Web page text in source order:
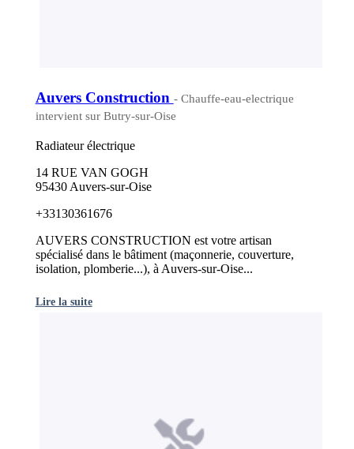
Auvers Construction - Chauffe-eau-electrique
intervient sur Butry-sur-Oise
Radiateur électrique
14 RUE VAN GOGH
95430 Auvers-sur-Oise
+33130361676
AUVERS CONSTRUCTION est votre artisan
spécialisé dans le bâtiment (maçonnerie, couverture,
isolation, plomberie...), à Auvers-sur-Oise...
Lire la suite